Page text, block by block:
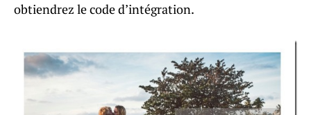
obtiendrez le code d’intégration.